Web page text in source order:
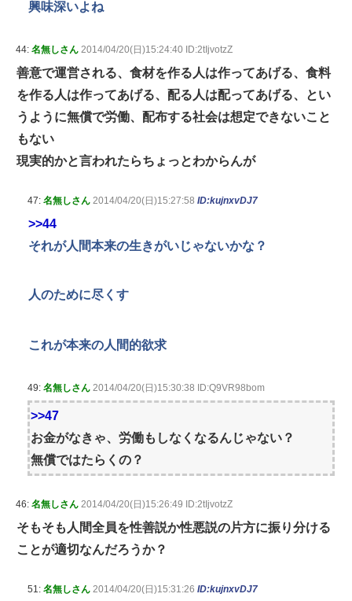
興味深いよね
44: 名無しさん 2014/04/20(日)15:24:40 ID:2tIjvotzZ
善意で運営される、食材を作る人は作ってあげる、食料
を作る人は作ってあげる、配る人は配ってあげる、とい
うように無償で労働、配布する社会は想定できないこと
もない
現実的かと言われたらちょっとわからんが
47: 名無しさん 2014/04/20(日)15:27:58 ID:kujnxvDJ7
>>44
それが人間本来の生きがいじゃないかな？
人のために尽くす
これが本来の人間的欲求
49: 名無しさん 2014/04/20(日)15:30:38 ID:Q9VR98bom
>>47
お金がなきゃ、労働もしなくなるんじゃない？
無償ではたらくの？
46: 名無しさん 2014/04/20(日)15:26:49 ID:2tIjvotzZ
そもそも人間全員を性善説か性悪説の片方に振り分ける
ことが適切なんだろうか？
51: 名無しさん 2014/04/20(日)15:31:26 ID:kujnxvDJ7